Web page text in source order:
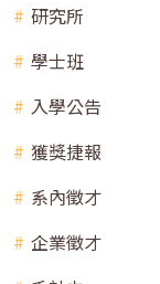
研究所
學士班
入學公告
獲獎捷報
系內徵才
企業徵才